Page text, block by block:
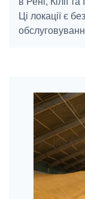
Ці локації є